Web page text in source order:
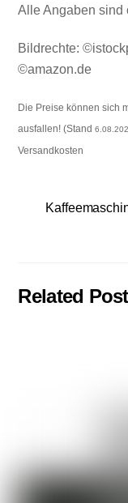
Alle Angaben sind
Bildrechte:
©amazon.de
Die Preise können sich
ausfallen! (Stand
Versandkosten
Related